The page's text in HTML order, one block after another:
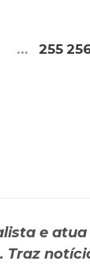
… 255
e atua
Traz